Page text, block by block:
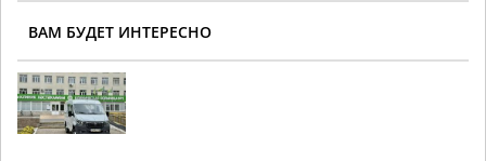
ВАМ БУДЕТ ИНТЕРЕСНО